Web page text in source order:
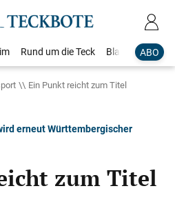
ABO
Rund um die Teck Blaulicht
Ein Punkt reicht zum Titel
erneut Württembergischer
zum Titel